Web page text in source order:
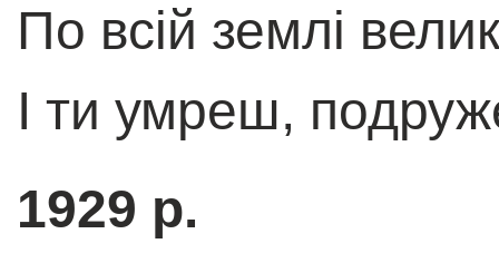
По всiй землi
I ти умреш,
1929 р.